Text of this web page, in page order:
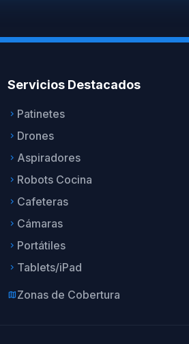
Servicios Destacados
keyboard_arrow_right Patinetes
keyboard_arrow_right Drones
keyboard_arrow_right Aspiradores
keyboard_arrow_right Robots Cocina
keyboard_arrow_right Cafeteras
keyboard_arrow_right Cámaras
keyboard_arrow_right Portátiles
keyboard_arrow_right Tablets/iPad
mapZonas de Cobertura